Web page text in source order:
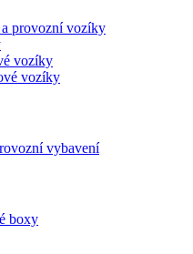
provozní vozíky
vozíky
vozíky
vybavení
boxy